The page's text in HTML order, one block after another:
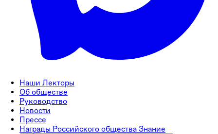
Наши Лекторы
Об обществе
Руководство
Новости
Прессе
Награды Российского общества Знание